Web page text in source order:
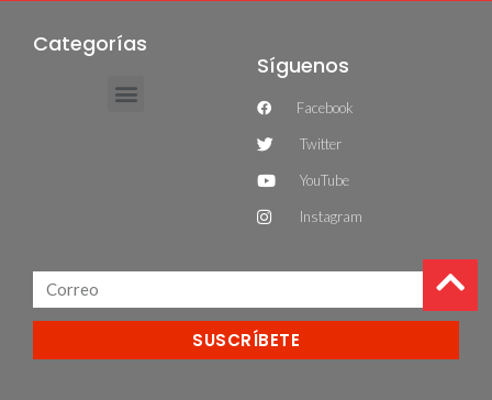
Categorías
Síguenos
Facebook
Twitter
YouTube
Instagram
SUSCRÍBETE